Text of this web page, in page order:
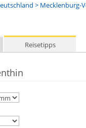
> Mecklenburg-
Reisetipps